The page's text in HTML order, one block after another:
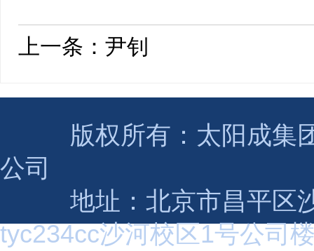
上一条： 尹钊
版权所有：太阳成集团
公司
地址：北京市昌平区沙
tyc234cc沙河校区1号公